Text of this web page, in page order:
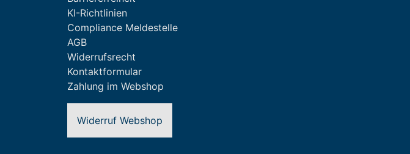
KI-Richtlinien
Compliance Meldestelle
AGB
Widerrufsrecht
Kontaktformular
Zahlung im Webshop
Widerruf Webshop